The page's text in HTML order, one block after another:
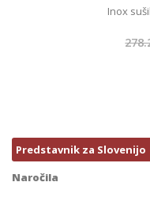
Inox
Predstavnik za Slovenijo
Naročila